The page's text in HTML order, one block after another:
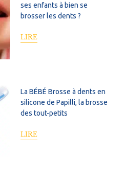
ses enfants à bien se
brosser les dents ?
LIRE
La BÉBÉ Brosse à dents en
silicone de Papilli, la brosse
des tout-petits
LIRE